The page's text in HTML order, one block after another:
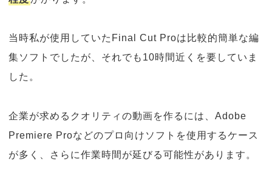
当時私が使用していたFinal Cut Proは比較的簡単な編
集ソフトでしたが、それでも10時間近くを要していま
した。
企業が求めるクオリティの動画を作るには、Adobe
Premiere Proなどのプロ向けソフトを使用するケース
が多く、さらに作業時間が延びる可能性があります。